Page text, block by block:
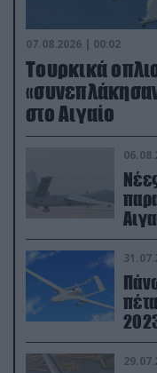
07.08.2026 | 00:02
Τουρκικά
στο Αιγαίο